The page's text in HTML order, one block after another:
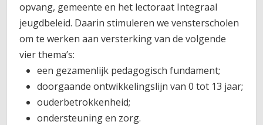
opvang, gemeente en het lectoraat Integraal
jeugdbeleid. Daarin stimuleren we vensterscholen
om te werken aan versterking van de volgende
vier thema’s:
een gezamenlijk pedagogisch fundament;
doorgaande ontwikkelingslijn van 0 tot 13 jaar;
ouderbetrokkenheid;
ondersteuning en zorg.